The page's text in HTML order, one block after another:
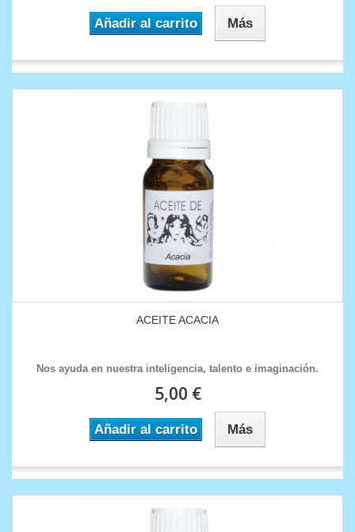
Añadir al carrito Más
ACEITE ACACIA
Nos ayuda en nuestra inteligencia, talento e imaginación.
5,00 €
Añadir al carrito Más